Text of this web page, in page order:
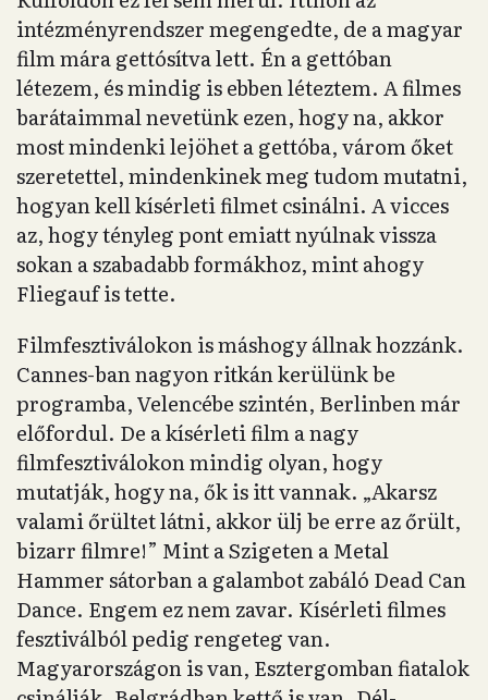
intézményrendszer megengedte, de a magyar
film mára gettósítva lett. Én a gettóban
létezem, és mindig is ebben léteztem. A filmes
barátaimmal nevetünk ezen, hogy na, akkor
most mindenki lejöhet a gettóba, várom őket
szeretettel, mindenkinek meg tudom mutatni,
hogyan kell kísérleti filmet csinálni. A vicces
az, hogy tényleg pont emiatt nyúlnak vissza
sokan a szabadabb formákhoz, mint ahogy
Fliegauf is tette.
Filmfesztiválokon is máshogy állnak hozzánk.
Cannes-ban nagyon ritkán kerülünk be
programba, Velencébe szintén, Berlinben már
előfordul. De a kísérleti film a nagy
filmfesztiválokon mindig olyan, hogy
mutatják, hogy na, ők is itt vannak. „Akarsz
valami őrültet látni, akkor ülj be erre az őrült,
bizarr filmre!” Mint a Szigeten a Metal
Hammer sátorban a galambot zabáló Dead Can
Dance. Engem ez nem zavar. Kísérleti filmes
fesztiválból pedig rengeteg van.
Magyarországon is van, Esztergomban fiatalok